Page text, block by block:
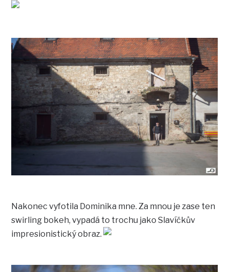
Nakonec vyfotila Dominika mne. Za mnou je zase ten
swirling bokeh, vypadá to trochu jako Slavíčkův
impresionistický obraz.